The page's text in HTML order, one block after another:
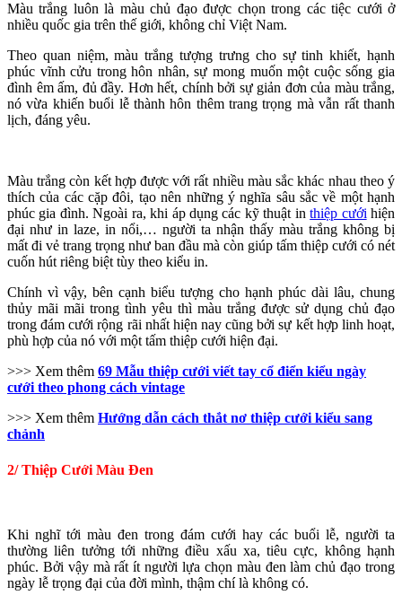
Màu trắng luôn là màu chủ đạo được chọn trong các tiệc cưới ở
nhiều quốc gia trên thế giới, không chỉ Việt Nam.
Theo quan niệm, màu trắng tượng trưng cho sự tinh khiết, hạnh
phúc vĩnh cửu trong hôn nhân, sự mong muốn một cuộc sống gia
đình êm ấm, đủ đầy. Hơn hết, chính bởi sự giản đơn của màu trắng,
nó vừa khiến buổi lễ thành hôn thêm trang trọng mà vẫn rất thanh
lịch, đáng yêu.
Màu trắng còn kết hợp được với rất nhiều màu sắc khác nhau theo ý
thích của các cặp đôi, tạo nên những ý nghĩa sâu sắc về một hạnh
phúc gia đình. Ngoài ra, khi áp dụng các kỹ thuật inthiệp cưới hiện
đại như in laze, in nổi,… người ta nhận thấy màu trắng không bị
mất đi vẻ trang trọng như ban đầu mà còn giúp tấm thiệp cưới có nét
cuốn hút riêng biệt tùy theo kiểu in.
Chính vì vậy, bên cạnh biểu tượng cho hạnh phúc dài lâu, chung
thủy mãi mãi trong tình yêu thì màu trắng được sử dụng chủ đạo
trong đám cưới rộng rãi nhất hiện nay cũng bởi sự kết hợp linh hoạt,
phù hợp của nó với một tấm thiệp cưới hiện đại.
>>> Xem thêm 69 Mẫu thiệp cưới viết tay cổ điển kiểu ngày
cưới theo phong cách vintage
>>> Xem thêm Hướng dẫn cách thắt nơ thiệp cưới kiểu sang
chảnh
2/ Thiệp Cưới Màu Đen
Khi nghĩ tới màu đen trong đám cưới hay các buổi lễ, người ta
thường liên tưởng tới những điều xấu xa, tiêu cực, không hạnh
phúc. Bởi vậy mà rất ít người lựa chọn màu đen làm chủ đạo trong
ngày lễ trọng đại của đời mình, thậm chí là không có.